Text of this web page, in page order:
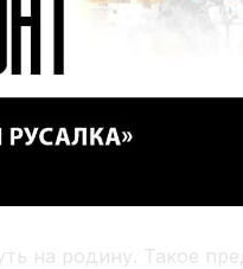
на родину. Такое